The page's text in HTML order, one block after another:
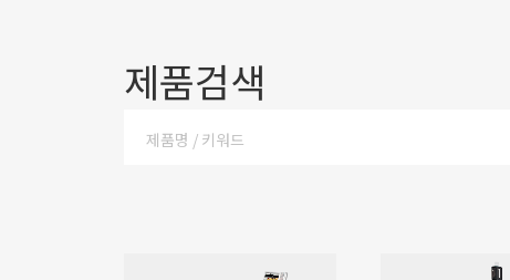
제품검색